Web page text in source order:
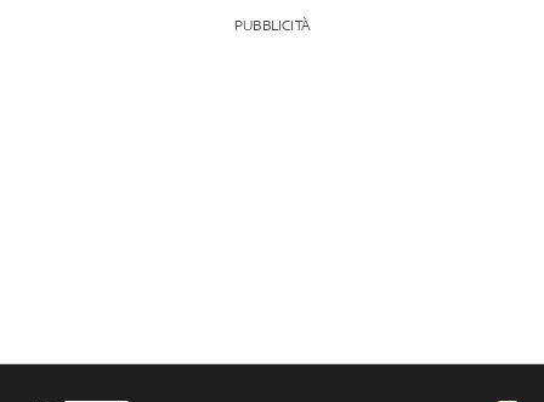
PUBBLICITÀ